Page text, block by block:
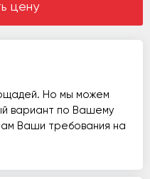
цену
Но мы можем
вариант по Вашему
Ваши требования на